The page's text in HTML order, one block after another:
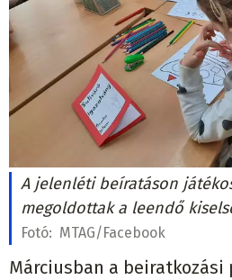
A jelenléti beíratáson
megoldottak a leendő
Fotó: MTAG/Facebook
Márciusban a beiratkozási